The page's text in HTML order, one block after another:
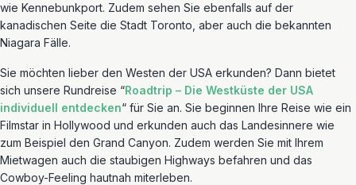
wie Kennebunkport. Zudem sehen Sie ebenfalls auf der
kanadischen Seite die Stadt Toronto, aber auch die bekannten
Niagara Fälle.
Sie möchten lieber den Westen der USA erkunden? Dann bietet
sich unsere Rundreise “Roadtrip – Die Westküste der USA
individuell entdecken“ für Sie an. Sie beginnen Ihre Reise wie ein
Filmstar in Hollywood und erkunden auch das Landesinnere wie
zum Beispiel den Grand Canyon. Zudem werden Sie mit Ihrem
Mietwagen auch die staubigen Highways befahren und das
Cowboy-Feeling hautnah miterleben.